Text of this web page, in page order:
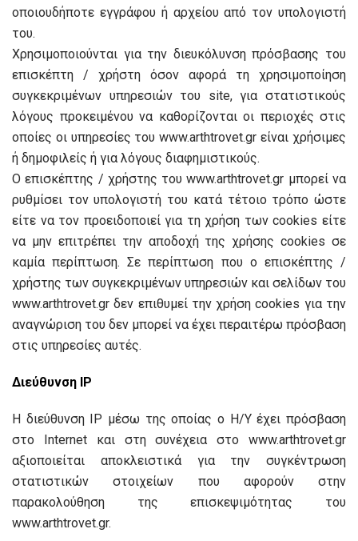
οποιουδήποτε εγγράφου ή αρχείου από τον υπολογιστή
του.
Χρησιμοποιούνται για την διευκόλυνση πρόσβασης του
επισκέπτη / χρήστη όσον αφορά τη χρησιμοποίηση
συγκεκριμένων υπηρεσιών του site, για στατιστικούς
λόγους προκειμένου να καθορίζονται οι περιοχές στις
οποίες οι υπηρεσίες του www.arthtrovet.gr είναι χρήσιμες
ή δημοφιλείς ή για λόγους διαφημιστικούς.
Ο επισκέπτης / χρήστης του www.arthtrovet.gr μπορεί να
ρυθμίσει τον υπολογιστή του κατά τέτοιο τρόπο ώστε
είτε να τον προειδοποιεί για τη χρήση των cookies είτε
να μην επιτρέπει την αποδοχή της χρήσης cookies σε
καμία περίπτωση. Σε περίπτωση που ο επισκέπτης /
χρήστης των συγκεκριμένων υπηρεσιών και σελίδων του
www.arthtrovet.gr δεν επιθυμεί την χρήση cookies για την
αναγνώριση του δεν μπορεί να έχει περαιτέρω πρόσβαση
στις υπηρεσίες αυτές.
Διεύθυνση IP
H διεύθυνση IP μέσω της οποίας ο Η/Υ έχει πρόσβαση
στο Internet και στη συνέχεια στο www.arthtrovet.gr
αξιοποιείται αποκλειστικά για την συγκέντρωση
στατιστικών στοιχείων που αφορούν στην
παρακολούθηση της επισκεψιμότητας του
www.arthtrovet.gr.